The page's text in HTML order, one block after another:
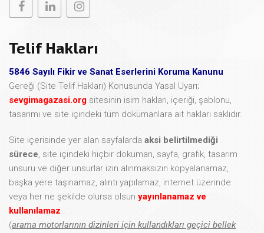
Telif Hakları
5846 Sayılı Fikir ve Sanat Eserlerini Koruma Kanunu
Gereği (Site Telif Hakları) Konusunda Yasal Uyarı;
sevgimagazasi.org sitesinin isim hakları, içeriği, şablonu,
tasarımı ve site içindeki tüm dokümanlara ait hakları saklıdır.
Site içerisinde yer alan sayfalarda aksi belirtilmediği
sürece, site içindeki hiçbir doküman, sayfa, grafik, tasarım
unsuru ve diğer unsurlar izin alınmaksızın kopyalanamaz,
başka yere taşınamaz, alıntı yapılamaz, internet üzerinde
veya her ne şekilde olursa olsun yayınlanamaz ve
kullanılamaz .
(arama motorlarının dizinleri için kullandıkları geçici bellek